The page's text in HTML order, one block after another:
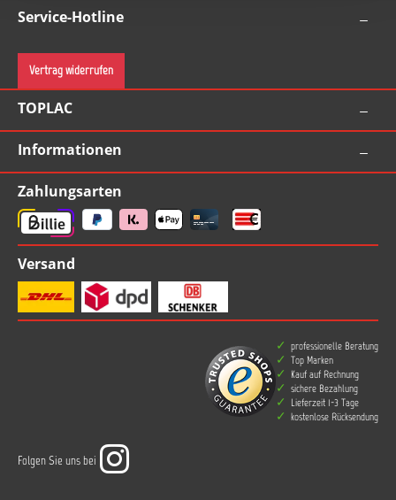
Service-Hotline
Vertrag widerrufen
TOPLAC
Informationen
Zahlungsarten
Versand
professionelle Beratung
Top Marken
Kauf auf Rechnung
sichere Bezahlung
Lieferzeit 1-3 Tage
kostenlose Rücksendung
Folgen Sie uns bei